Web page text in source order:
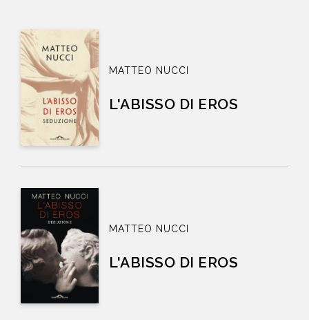
MATTEO NUCCI
L'ABISSO DI EROS
MATTEO NUCCI
L'ABISSO DI EROS